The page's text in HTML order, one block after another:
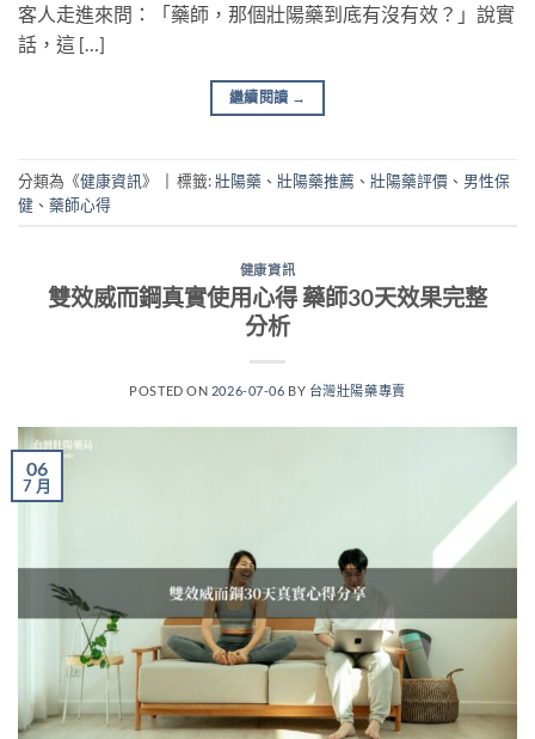
客人走進來問：「藥師，那個壯陽藥到底有沒有效？」說實
話，這 […]
繼續閱讀 →
分類為《健康資訊》 | 標籤:壯陽藥 、 壯陽藥推薦 、 壯陽藥評價 、 男性保
健 、 藥師心得
健康資訊
雙效威而鋼真實使用心得 藥師30天效果完整
分析
POSTED ON 2026-07-06 BY 台灣壯陽藥專賣
06
7 月